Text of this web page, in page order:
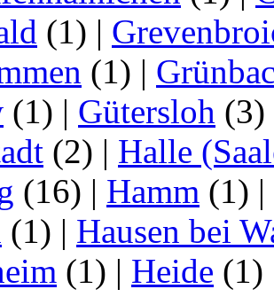
(1) |
(1) |
(1) | Gütersloh (3)
(2) | Halle
(16) | Hamm (1) |
(1) | Hausen bei
(1) | Heide (1)